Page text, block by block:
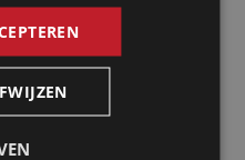
Presence is al meer
dan 20 jaar uw
notulist in Tulle voor
het inschakelen van
professionele